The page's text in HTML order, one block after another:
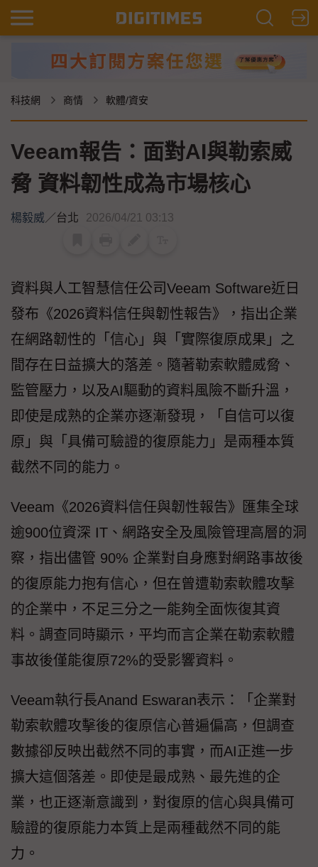
科技網 商情 軟體/資安
Veeam報告：面對AI與勒索威
脅 資料韌性成為市場核心
楊毅威／台北 2026/04/21 03:13
資料與人工智慧信任公司Veeam Software近日
發布《2026資料信任與韌性報告》，指出企業
在網路韌性的「信心」與「實際復原成果」之
間存在日益擴大的落差。隨著勒索軟體威脅、
監管壓力，以及AI驅動的資料風險不斷升溫，
即使是成熟的企業亦逐漸發現，「自信可以復
原」與「具備可驗證的復原能力」是兩種本質
截然不同的能力。
Veeam《2026資料信任與韌性報告》匯集全球
逾900位資深 IT、網路安全及風險管理高層的洞
察，指出儘管 90% 企業對自身應對網路事故後
的復原能力抱有信心，但在曾遭勒索軟體攻擊
的企業中，不足三分之一能夠全面恢復其資
料。調查同時顯示，平均而言企業在勒索軟體
事故後僅能復原72%的受影響資料。
Veeam執行長Anand Eswaran表示：「企業對
勒索軟體攻擊後的復原信心普遍偏高，但調查
數據卻反映出截然不同的事實，而AI正進一步
擴大這個落差。即使是最成熟、最先進的企
業，也正逐漸意識到，對復原的信心與具備可
驗證的復原能力本質上是兩種截然不同的能
力。